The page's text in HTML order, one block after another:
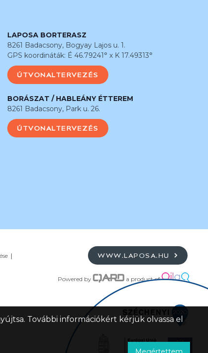
LAPOSA BORTERASZ
8261 Badacsony, Bogyay Lajos u. 1.
GPS koordináták: É 46.79241° x K 17.49313°
ÚTVONALTERVEZÉS
BORÁSZAT / HABLEÁNY ÉTTEREM
8261 Badacsony, Park u. 26.
ÚTVONALTERVEZÉS
WWW.LAPOSA.HU
Powered by a product of
További információkért kérjük olvassa el